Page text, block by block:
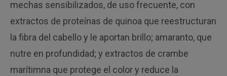
mechas sensibilizados, de uso frecuente, con
extractos de proteínas de quinoa que reestructuran
la fibra del cabello y le aportan brillo; amaranto, que
nutre en profundidad; y extractos de crambe
marítimna que protege el color y reduce la